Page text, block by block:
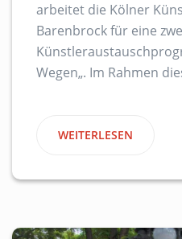
arbeitet die Kölner
Barenbrock für eine
Wegen„. Im Rahmen
WEITERLESEN